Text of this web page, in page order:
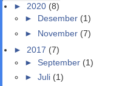
► 2020 (8)
► Desember (1)
► November (7)
►2017 (7)
► September (1)
►Juli (1)